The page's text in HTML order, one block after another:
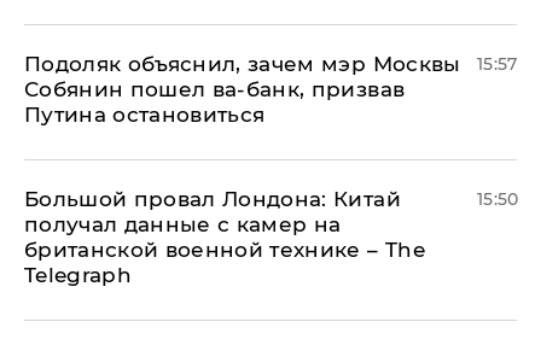
Подоляк объяснил, зачем мэр Москвы
Собянин пошел ва-банк, призвав
Путина остановиться
15:57
Большой провал Лондона: Китай
получал данные с камер на
британской военной технике – The
Telegraph
15:50